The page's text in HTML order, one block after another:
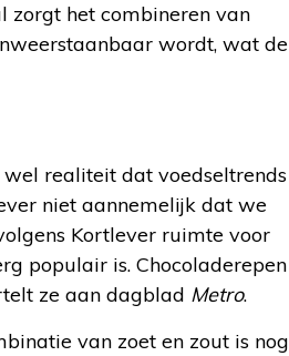
zorgt het combineren van
wordt, wat de
realiteit dat voedseltrends
niet aannemelijk dat we
Kortlever ruimte voor
populair is. Chocoladerepen
ze aan dagblad Metro.
van zoet en zout is nog